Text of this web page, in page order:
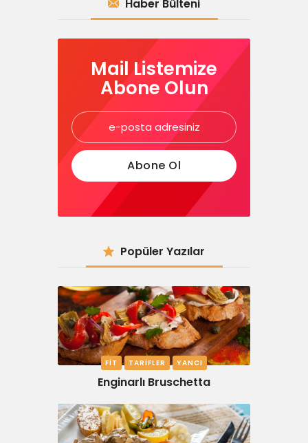
Haber Bülteni
Mail Listemize
Abone Olun
Popüler Yazılar
FIT TARIFLER YANCI
Enginarlı Bruschetta